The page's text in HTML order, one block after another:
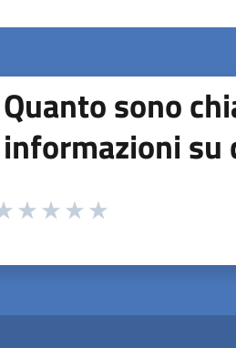
Quanto sono
informazioni su
Valuta da 1 a 5 stelle la pagina